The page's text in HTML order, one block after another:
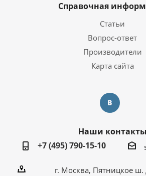
Справочная
Статьи
Вопрос-ответ
Производители
Карта сайта
Наши контакты
+7 (495) 790-15-10
г. Москва, Пятницкое